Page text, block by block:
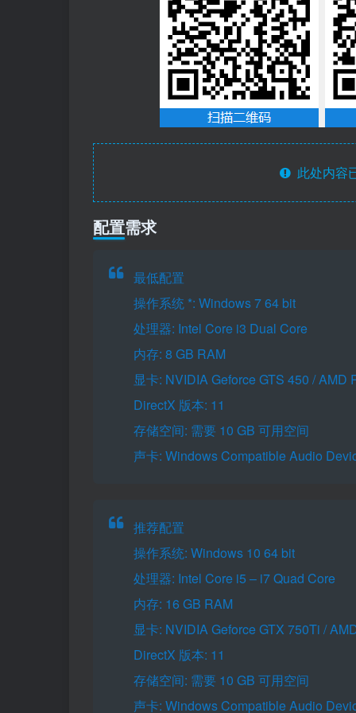
此处内容
配置需求
最低配置
操作系统 *: Windows 7 64 bit
处理器: Intel Core i3 Dual Core
内存: 8 GB RAM
显卡: NVIDIA Geforce GTS 450 / AMD
DirectX 版本: 11
存储空间: 需要 10 GB 可用空间
声卡: Windows Compatible Audio
推荐配置
操作系统: Windows 10 64 bit
处理器: Intel Core i5 – i7 Quad Core
内存: 16 GB RAM
显卡: NVIDIA Geforce GTX 750Ti /
DirectX 版本: 11
存储空间: 需要 10 GB 可用空间
声卡: Windows Compatible Audio